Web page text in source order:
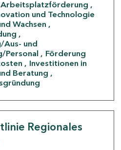
Arbeitsplatzförderung
und Technologie
Wachsen
Aus- und
Personal
Förderung
Investitionen in
Beratung
Regionales